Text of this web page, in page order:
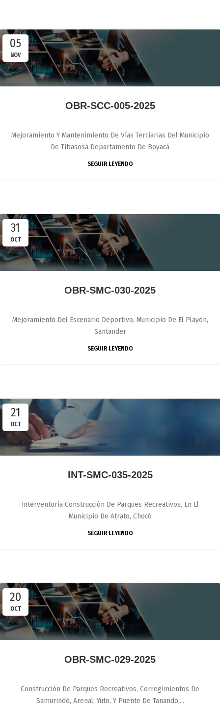
05
NOV
OBR-SCC-005-2025
Mejoramiento Y Mantenimiento De Vías Terciarias Del Municipio
De Tibasosa Departamento De Boyacá
SEGUIR LEYENDO
31
OCT
OBR-SMC-030-2025
Mejoramiento Del Escenario Deportivo, Municipio De El Playón,
Santander
SEGUIR LEYENDO
21
OCT
INT-SMC-035-2025
Interventoría Construcción De Parques Recreativos, En El
Municipio De Atrato, Chocó
SEGUIR LEYENDO
20
OCT
OBR-SMC-029-2025
Construcción De Parques Recreativos, Corregimientos De
Samurindó, Arenal, Yuto, Y Puente De Tanando,...